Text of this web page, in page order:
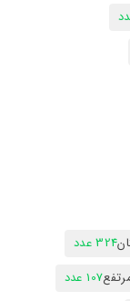
324 عدد
107 عدد